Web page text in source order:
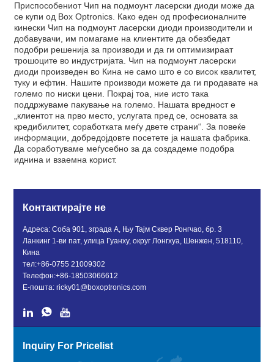
Приспособениот Чип на подмоунт ласерски диоди може да
се купи од Box Optronics. Како еден од професионалните
кинески Чип на подмоунт ласерски диоди производители и
добавувачи, им помагаме на клиентите да обезбедат
подобри решенија за производи и да ги оптимизираат
трошоците во индустријата. Чип на подмоунт ласерски
диоди произведен во Кина не само што е со висок квалитет,
туку и ефтин. Нашите производи можете да ги продавате на
големо по ниски цени. Покрај тоа, ние исто така
поддржуваме пакување на големо. Нашата вредност е
„клиентот на прво место, услугата пред се, основата за
кредибилитет, соработката меѓу двете страни“. За повеќе
информации, добредојдовте посетете ја нашата фабрика.
Да соработуваме меѓусебно за да создадеме подобра
иднина и взаемна корист.
Контактирајте не
Адреса: Соба 901, зграда А, Њу Тајм Сквер Ронгчао, бр. 3
Ланкинг 1-ви пат, улица Гуанху, округ Лонгхуа, Шенжен, 518110,
Кина
тел:+86-0755 21009302
Телефон:+86-18503066612
Е-пошта:ricky01@boxoptronics.com
Inquiry For Pricelist